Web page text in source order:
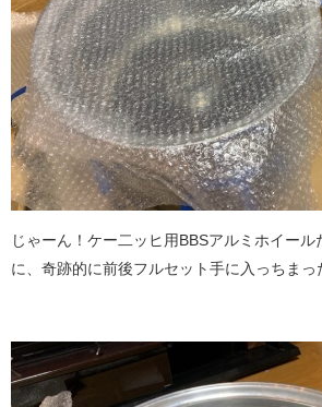
じゃーん！ケー二ッヒ用BBSアルミホイー
に、奇跡的に前後フルセット手に入っちまっ